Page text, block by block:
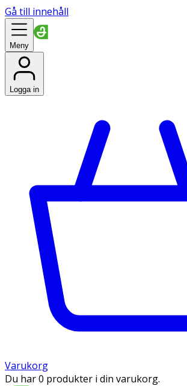
Gå till innehåll
Meny
Logga in
Varukorg
Du har 0 produkter i din varukorg.